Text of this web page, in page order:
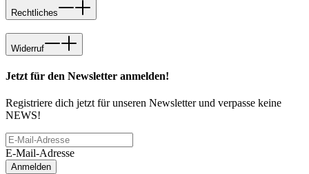
Rechtliches
Widerruf
Jetzt für den Newsletter anmelden!
Registriere dich jetzt für unseren Newsletter und verpasse keine
NEWS!
E-Mail-Adresse
Anmelden